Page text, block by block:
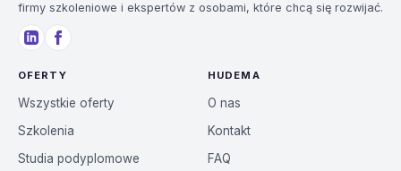
firmy szkoleniowe i ekspertów z osobami, które chcą się rozwijać.
OFERTY
Wszystkie oferty
Szkolenia
Studia podyplomowe
HUDEMA
O nas
Kontakt
FAQ